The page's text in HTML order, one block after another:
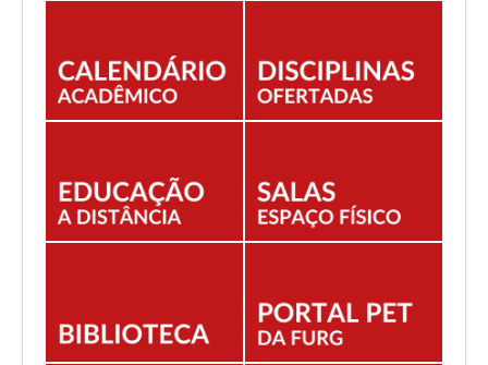
NORMAS ACADÊMICAS
DOCENTE
Você está aqui: Início
EDITAIS
ENCERRADOS
Editais 14 e 17/2024 - PIBID